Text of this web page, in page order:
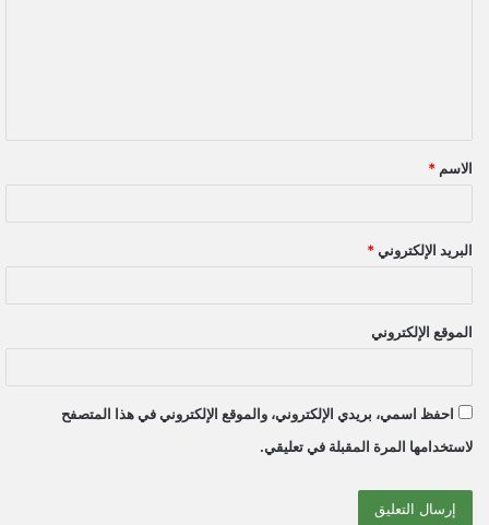
ق
*
الاسم *
البريد الإلكتروني *
الموقع الإلكتروني
احفظ اسمي، بريدي الإلكتروني، والموقع الإلكتروني في هذا المتصفح
لاستخدامها المرة المقبلة في تعليقي.